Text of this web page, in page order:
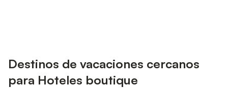
Destinos de vacaciones cercanos
para Hoteles boutique